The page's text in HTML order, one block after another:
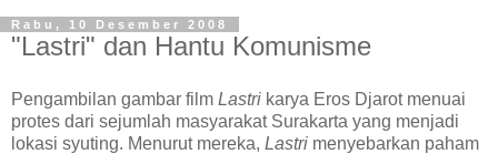
Rabu, 10 Desember 2008
"Lastri" dan Hantu Komunisme
Pengambilan gambar film Lastri karya Eros Djarot menuai
protes dari sejumlah masyarakat Surakarta yang menjadi
lokasi syuting. Menurut mereka, Lastri menyebarkan paham